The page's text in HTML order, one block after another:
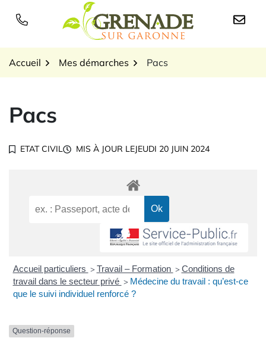
Logo Grenade sur
Accueil Mes démarches Pacs
Pacs
ETAT CIVIL MIS À JOUR LEJEUDI 20 JUIN 2024
Accueil particuliers > Travail – Formation > Conditions de
travail dans le secteur privé > Médecine du travail : qu’est-ce
que le suivi individuel renforcé ?
Question-réponse